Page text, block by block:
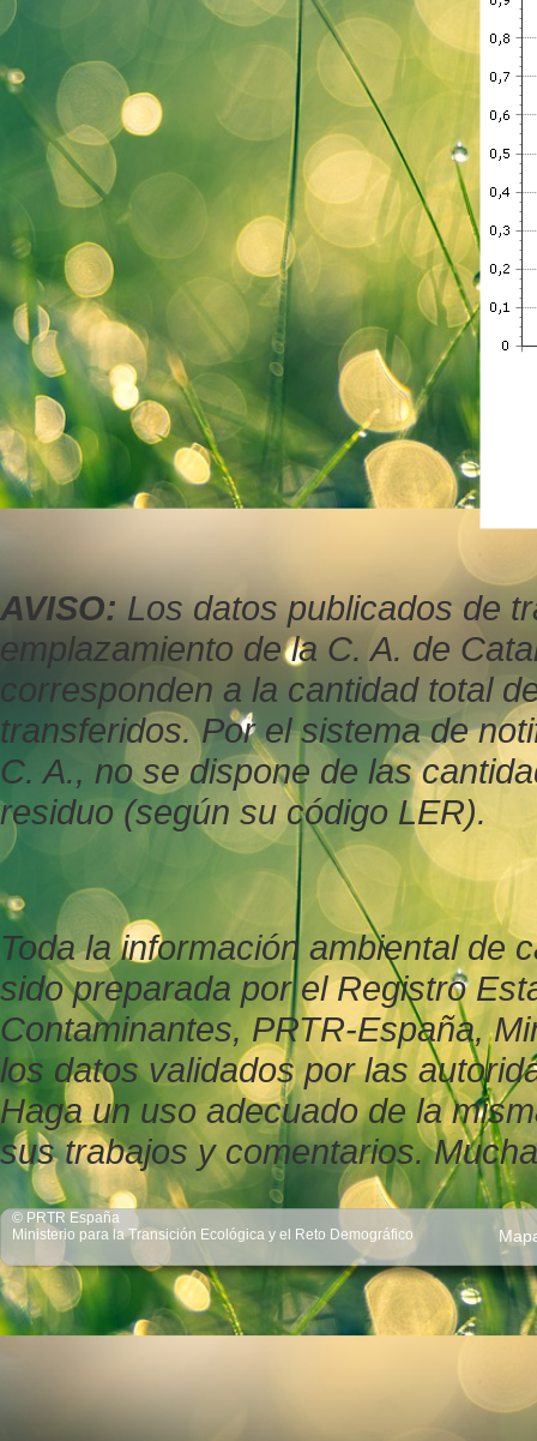
AVISO:Los datos publicados de
emplazamiento de la C. A. de
corresponden a la cantidad total
transferidos. Por el sistema de
C. A., no se dispone de las
residuo (según su código LER).
Toda la información ambiental de
sido preparada por el Registro
Contaminantes, PRTR-España,
los datos validados por las
Haga un uso adecuado de la
sus trabajos y comentarios.
© PRTR España
Ministerio para la Transición Ecológica y el Reto Demográfico